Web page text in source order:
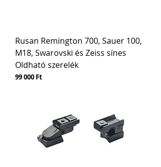
Rusan Remington 700, Sauer 100,
M18, Swarovski és Zeiss sínes
Oldható szerelék
Ár
99 000 Ft